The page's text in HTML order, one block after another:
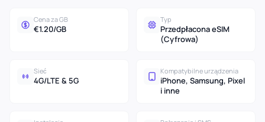
Cena za GB
€1.20/GB
Typ
Przedpłacona eSIM
(Cyfrowa)
Sieć
4G/LTE & 5G
Kompatybilne urządzenia
iPhone, Samsung, Pixel
i inne